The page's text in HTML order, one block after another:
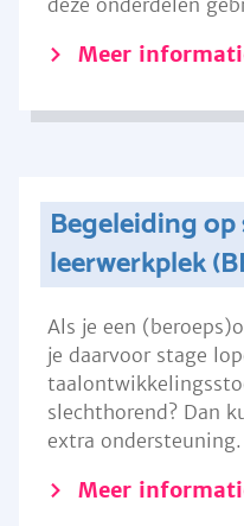
deze onderdelen
Meer
Begeleiding
leerwerkplek
Als je een
je daarvoor stage
slechthorend? Dan
extra
Meer